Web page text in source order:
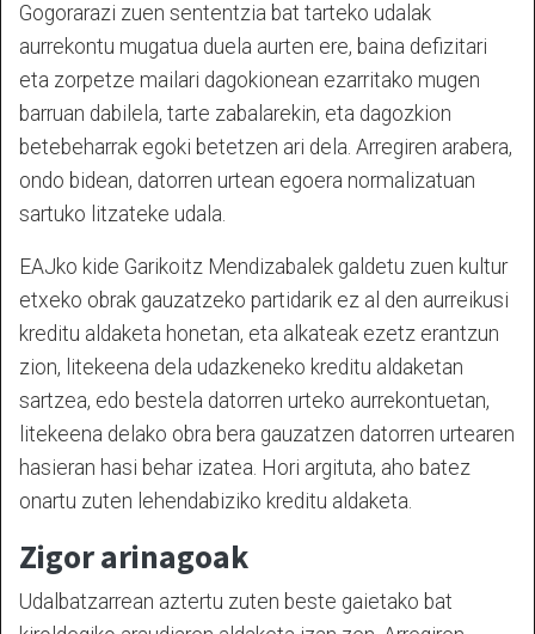
Gogorarazi zuen sententzia bat tarteko udalak
aurrekontu mugatua duela aurten ere, baina defizitari
eta zorpetze mailari dagokionean ezarritako mugen
barruan dabilela, tarte zabalarekin, eta dagozkion
betebeharrak egoki betetzen ari dela. Arregiren arabera,
ondo bidean, datorren urtean egoera normalizatuan
sartuko litzateke udala.
EAJko kide Garikoitz Mendizabalek galdetu zuen kultur
etxeko obrak gauzatzeko partidarik ez al den aurreikusi
kreditu aldaketa honetan, eta alkateak ezetz erantzun
zion, litekeena dela udazkeneko kreditu aldaketan
sartzea, edo bestela datorren urteko aurrekontuetan,
litekeena delako obra bera gauzatzen datorren urtearen
hasieran hasi behar izatea. Hori argituta, aho batez
onartu zuten lehendabiziko kreditu aldaketa.
Zigor arinagoak
Udalbatzarrean aztertu zuten beste gaietako bat